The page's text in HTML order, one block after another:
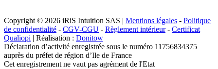
Copyright © 2026 iRiS Intuition SAS | Mentions légales - Politique
de confidentialité - CGV-CGU - Règlement intérieur- Certificat
Qualiopi | Réalisation : Donitow
Déclaration d’activité enregistrée sous le numéro 11756834375
auprès du préfet de région d’Ile de France
Cet enregistrement ne vaut pas agrément de l'Etat